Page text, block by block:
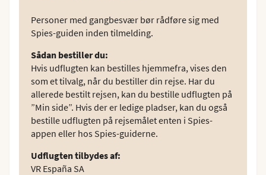
Personer med gangbesvær bør rådføre sig med
Spies-guiden inden tilmelding.
Sådan bestiller du:
Hvis udflugten kan bestilles hjemmefra, vises den
som et tilvalg, når du bestiller din rejse. Har du
allerede bestilt rejsen, kan du bestille udflugten på
”Min side”. Hvis der er ledige pladser, kan du også
bestille udflugten på rejsemålet enten i Spies-
appen eller hos Spies-guiderne.
Udflugten tilbydes af:
VR España SA